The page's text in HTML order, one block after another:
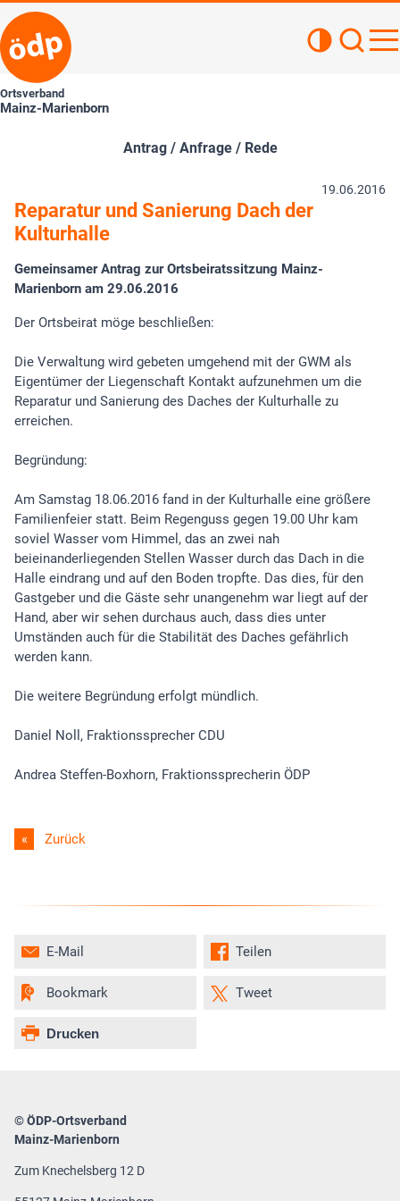
Ortsverband
Mainz-Marienborn
Antrag / Anfrage / Rede
19.06.2016
Reparatur und Sanierung Dach der
Kulturhalle
Gemeinsamer Antrag zur Ortsbeiratssitzung Mainz-
Marienborn am 29.06.2016
Der Ortsbeirat möge beschließen:
Die Verwaltung wird gebeten umgehend mit der GWM als
Eigentümer der Liegenschaft Kontakt aufzunehmen um die
Reparatur und Sanierung des Daches der Kulturhalle zu
erreichen.
Begründung:
Am Samstag 18.06.2016 fand in der Kulturhalle eine größere
Familienfeier statt. Beim Regenguss gegen 19.00 Uhr kam
soviel Wasser vom Himmel, das an zwei nah
beieinanderliegenden Stellen Wasser durch das Dach in die
Halle eindrang und auf den Boden tropfte. Das dies, für den
Gastgeber und die Gäste sehr unangenehm war liegt auf der
Hand, aber wir sehen durchaus auch, dass dies unter
Umständen auch für die Stabilität des Daches gefährlich
werden kann.
Die weitere Begründung erfolgt mündlich.
Daniel Noll, Fraktionssprecher CDU
Andrea Steffen-Boxhorn, Fraktionssprecherin ÖDP
Zurück
Teilen
Tweet
E-Mail
Bookmark
Drucken
© ÖDP-Ortsverband
Mainz-Marienborn
Zum Knechelsberg 12 D